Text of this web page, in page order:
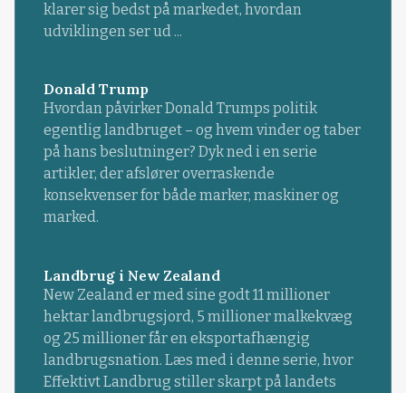
klarer sig bedst på markedet, hvordan
udviklingen ser ud ...
Donald Trump
Hvordan påvirker Donald Trumps politik
egentlig landbruget – og hvem vinder og taber
på hans beslutninger? Dyk ned i en serie
artikler, der afslører overraskende
konsekvenser for både marker, maskiner og
marked.
Landbrug i New Zealand
New Zealand er med sine godt 11 millioner
hektar landbrugsjord, 5 millioner malkekvæg
og 25 millioner får en eksportafhængig
landbrugsnation. Læs med i denne serie, hvor
Effektivt Landbrug stiller skarpt på landets